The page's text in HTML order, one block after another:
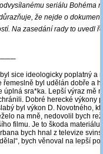
seriálu Bohéma
že nejde o
Na zasedání rady to uvedl
sice ideologicky poplatný a
byl udělán dobře a
úplná sra*ka. Lepší výraz mě
Dobré herecké výkony
byl výkon D. Novotného,
na mně, nedovolil bych
filmu. Je to škoda materiálu
bych hnal z televize
bych věnoval na lepší